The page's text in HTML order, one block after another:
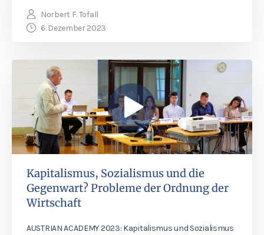
Norbert F. Tofall
6. Dezember 2023
Kapitalismus, Sozialismus und die
Gegenwart? Probleme der Ordnung der
Wirtschaft
AUSTRIAN ACADEMY 2023: Kapitalismus und Sozialismus